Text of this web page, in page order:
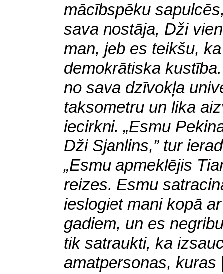
mācībspēku
sava nostāja, Dži
man, jeb es teikšu,
demokrātiska
no sava dzīvokļa
taksometru un lika
iecirkni. „Esmu
Dži Sjanlins,” tur
„Esmu apmeklējis
reizes. Esmu
ieslogiet mani kopā
gadiem, un es
tik satraukti, ka
amatpersonas, kuras